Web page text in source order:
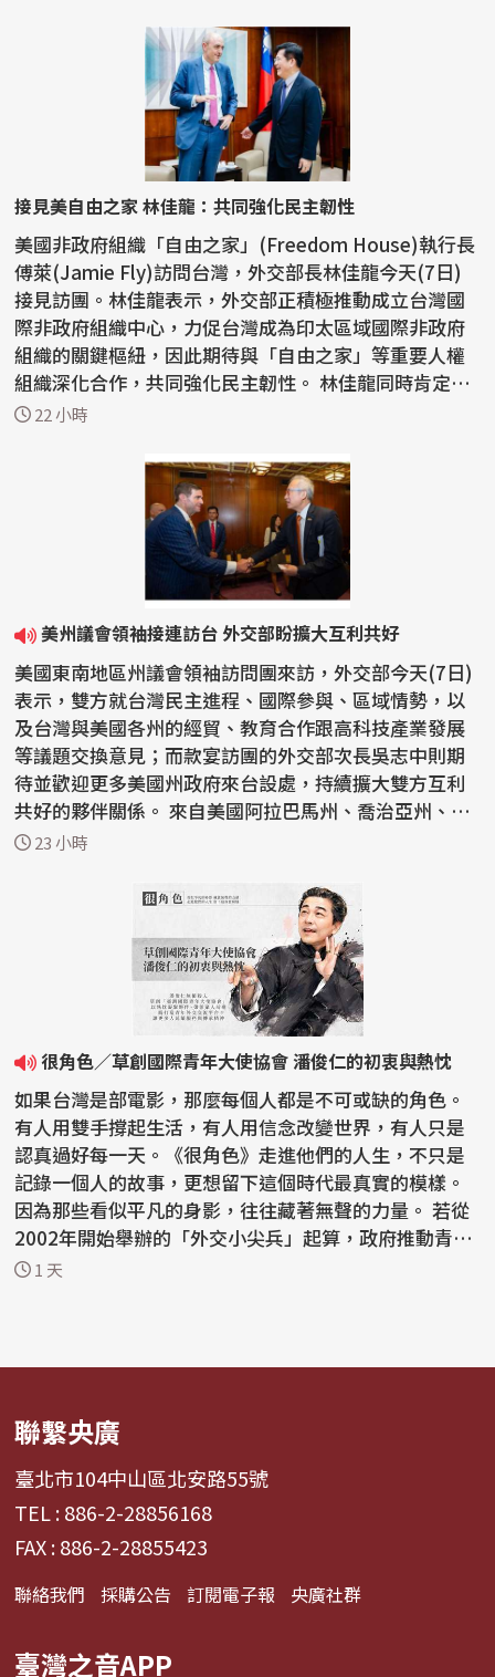
接見美自由之家 林佳龍：共同強化民主韌性
美國非政府組織「自由之家」(Freedom House)執行長
傅萊(Jamie Fly)訪問台灣，外交部長林佳龍今天(7日)
接見訪團。林佳龍表示，外交部正積極推動成立台灣國
際非政府組織中心，力促台灣成為印太區域國際非政府
組織的關鍵樞紐，因此期待與「自由之家」等重要人權
組織深化合作，共同強化民主韌性。 林佳龍同時肯定
「自由之...
22 小時
美州議會領袖接連訪台 外交部盼擴大互利共好
美國東南地區州議會領袖訪問團來訪，外交部今天(7日)
表示，雙方就台灣民主進程、國際參與、區域情勢，以
及台灣與美國各州的經貿、教育合作跟高科技產業發展
等議題交換意見；而款宴訪團的外交部次長吳志中則期
待並歡迎更多美國州政府來台設處，持續擴大雙方互利
共好的夥伴關係。 來自美國阿拉巴馬州、喬治亞州、肯
塔基...
23 小時
很角色／草創國際青年大使協會 潘俊仁的初衷與熱忱
如果台灣是部電影，那麼每個人都是不可或缺的角色。
有人用雙手撐起生活，有人用信念改變世界，有人只是
認真過好每一天。《很角色》走進他們的人生，不只是
記錄一個人的故事，更想留下這個時代最真實的模樣。
因為那些看似平凡的身影，往往藏著無聲的力量。 若從
2002年開始舉辦的「外交小尖兵」起算，政府推動青年
外交...
1 天
聯繫央廣
臺北市104中山區北安路55號
TEL : 886-2-28856168
FAX : 886-2-28855423
聯絡我們 採購公告 訂閱電子報 央廣社群
臺灣之音APP